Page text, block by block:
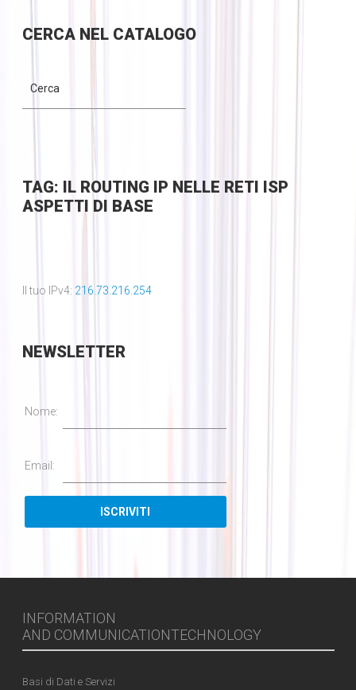
CERCANEL CATALOGO
TAG: IL ROUTING IP NELLE RETI ISP
ASPETTI DI BASE
Il tuo IPv4: 216.73.216.254
NEWSLETTER
Nome:
Email:
INFORMATION
AND COMMUNICATIONTECHNOLOGY
Basi di Dati e Servizi